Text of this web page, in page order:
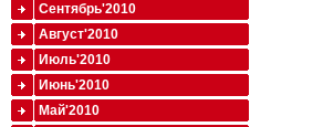
Сентябрь'2010
Август'2010
Июль'2010
Июнь'2010
Май'2010